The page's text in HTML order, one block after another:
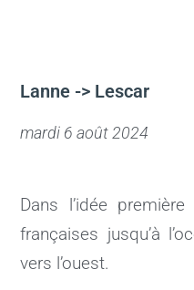
Lanne -> Lescar
mardi 6 août 2024
Dans l’idée
françaises jusqu’à
vers l’ouest.